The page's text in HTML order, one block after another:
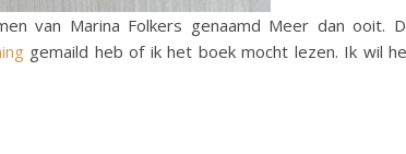
van Marina Folkers genaamd Meer dan ooit.
gemaild heb of ik het boek mocht lezen. Ik wil